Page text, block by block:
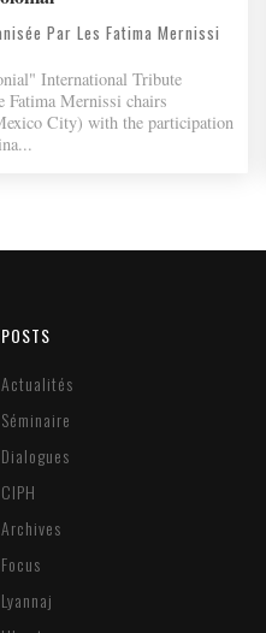
Par Les Fatima Mernissi
International Tribute
Fatima Mernissi chairs
City) with the participation
POSTS
Actualités
Séminaire
Dialogues
CIPH
Archives
Focus
Lyannaj